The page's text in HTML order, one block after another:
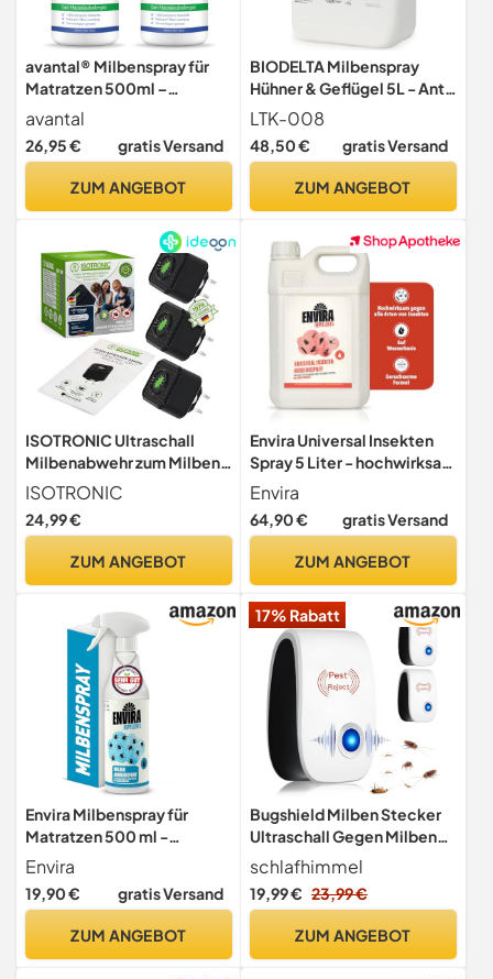
avantal® Milbenspray für
Matratzen 500ml –
geruchloses Anti Milben
Spray für Allergiker –
langfristig und effektiv
bekämpfen (2)
avantal
26,95 € gratis Versand
ZUM ANGEBOT
BIODELTA Milbenspray
Hühner & Geflügel 5L - Anti
Milbenmittel gegen Milben
und Parasiten - Hühner
Milben Stop -
Kontaktspray - vorbeugend
LTK-008
48,50 € gratis Versand
ZUM ANGEBOT
ISOTRONIC Ultraschall
Milbenabwehr zum Milben
& Bettwanzen bekämpfen –
Milbenschutz Stecker mit
30m² Wirkungsbereich –
Chemie (3 Stück)
ISOTRONIC
24,99 €
ZUM ANGEBOT
Envira Universal Insekten
Spray 5 Liter - hochwirksam
gegen Insekten
Envira
64,90 € gratis Versand
ZUM ANGEBOT
Envira Milbenspray für
Matratzen 500 ml -
Hochwirksames
Abwehrspray gegen Milben
& Hausstaubmilben - Anti
Milbenschutz für Allergiker
Envira
19,90 € gratis Versand
ZUM ANGEBOT
17% Rabatt
Bugshield Milben Stecker
Ultraschall Gegen Milben
2026, 2 Stück, Skield Bug
Shield Milbenstecker,
Effizientes Reduzieren von
Betrieb Für Schlafzimmer &
schlafhimmel
19,99 € 23,99 €
ZUM ANGEBOT